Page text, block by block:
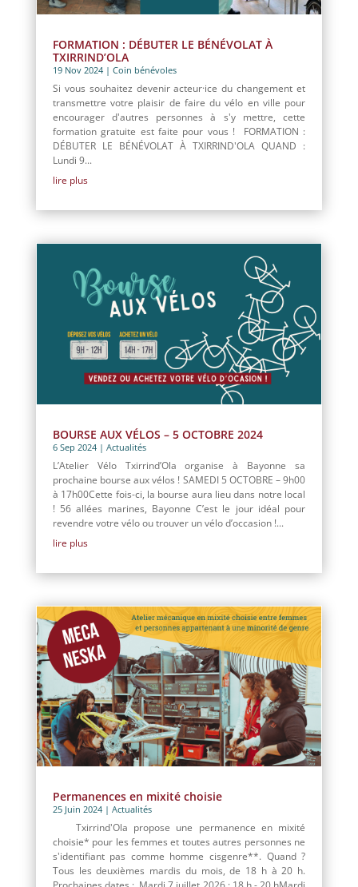
FORMATION : DÉBUTER LE BÉNÉVOLAT À
TXIRRIND’OLA
19 Nov 2024| Coin bénévoles
Si vous souhaitez devenir acteur·ice du changement et
transmettre votre plaisir de faire du vélo en ville pour
encourager d'autres personnes à s'y mettre, cette
formation gratuite est faite pour vous ! FORMATION :
DÉBUTER LE BÉNÉVOLAT À TXIRRIND'OLA QUAND :
Lundi 9...
lire plus
BOURSE AUX VÉLOS – 5 OCTOBRE 2024
6 Sep 2024| Actualités
L’Atelier Vélo Txirrind’Ola organise à Bayonne sa
prochaine bourse aux vélos ! SAMEDI 5 OCTOBRE – 9h00
à 17h00Cette fois-ci, la bourse aura lieu dans notre local
! 56 allées marines, Bayonne C’est le jour idéal pour
revendre votre vélo ou trouver un vélo d’occasion !...
lire plus
Permanences en mixité choisie
25 Juin 2024| Actualités
Txirrind'Ola propose une permanence en mixité
choisie* pour les femmes et toutes autres personnes ne
s'identifiant pas comme homme cisgenre**. Quand ?
Tous les deuxièmes mardis du mois, de 18 h à 20 h.